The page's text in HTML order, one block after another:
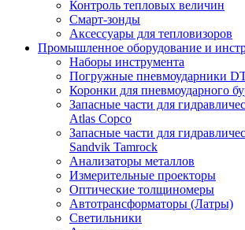
Контроль тепловых величин
Смарт-зонды
Аксессуары для тепловизоров
Промышленное оборудование и
Наборы инструмента
Погружные пневмоударники
Коронки для пневмоударного
Запасные части для
Atlas Copco
Запасные части для
Sandvik Tamrock
Анализаторы металлов
Измерительные проекторы
Оптические толщиномеры
Автотрансформаторы (Латры)
Светильники